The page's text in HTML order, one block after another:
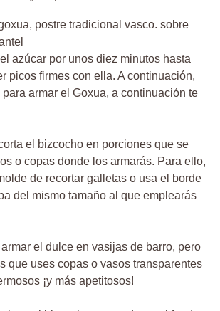
azúcar por unos diez minutos hasta
picos firmes con ella. A continuación,
armar el Goxua, a continuación te
el bizcocho en porciones que se
o copas donde los armarás. Para ello,
de recortar galletas o usa el borde
del mismo tamaño al que emplearás
el dulce en vasijas de barro, pero
que uses copas o vasos transparentes
¡y más apetitosos!